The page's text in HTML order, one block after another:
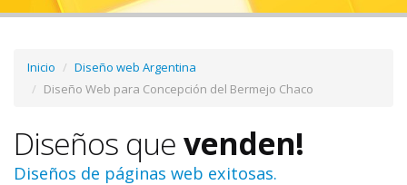
Inicio
Diseño web Argentina
Diseño Web para Concepción del Bermejo Chaco
Diseños quevenden!
Diseños de páginas web exitosas.